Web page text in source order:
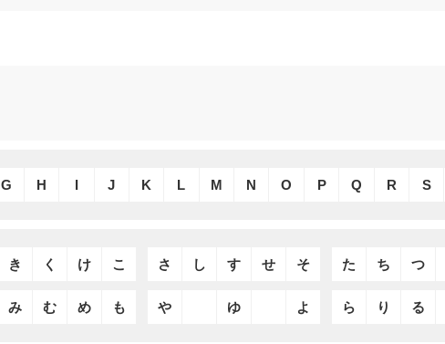
G H I J K L M N O P Q R S
き く け こ さ し す せ そ た ち つ
み む め も や ゆ よ ら り る